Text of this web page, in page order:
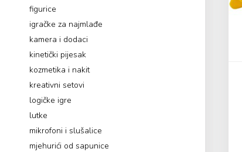
figurice
igračke za najmlađe
kamera i dodaci
kinetički pijesak
kozmetika i nakit
kreativni setovi
logičke igre
lutke
mikrofoni i slušalice
mjehurići od sapunice